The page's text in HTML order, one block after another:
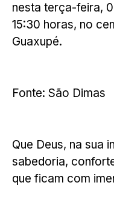
nesta terça-feira,
15:30 horas, no
Guaxupé.
Fonte: São Dimas
Que Deus, na sua
sabedoria,
que ficam com